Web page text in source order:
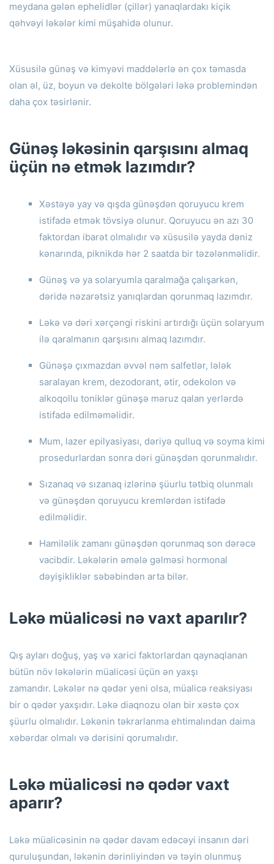
meydana gələn ephelidlər (çillər) yanaqlardakı kiçik
qəhvəyi ləkələr kimi müşahidə olunur.
Xüsusilə günəş və kimyəvi maddələrlə ən çox təmasda
olan əl, üz, boyun və dekolte bölgələri ləkə problemindən
daha çox təsirlənir.
Günəş ləkəsinin qarşısını almaq
üçün nə etmək lazımdır?
Xəstəyə yay və qışda günəşdən qoruyucu krem ​​
istifadə etmək tövsiyə olunur. Qoruyucu ən azı 30
faktordan ibarət olmalıdır və xüsusilə yayda dəniz
kənarında, piknikdə hər 2 saatda bir təzələnməlidir.
Günəş və ya solaryumla qaralmağa çalışarkən,
dəridə nəzarətsiz yanıqlardan qorunmaq lazımdır.
Ləkə və dəri xərçəngi riskini artırdığı üçün solaryum
ilə qaralmanın qarşısını almaq lazımdır.
Günəşə çıxmazdan əvvəl nəm salfetlər, lələk
saralayan krem, dezodorant, ətir, odekolon və
alkoqollu toniklər günəşə məruz qalan yerlərdə
istifadə edilməməlidir.
Mum, lazer epilyasiyası, dəriyə qulluq və soyma kimi
prosedurlardan sonra dəri günəşdən qorunmalıdır.
Sızanaq və sızanaq izlərinə şüurlu tətbiq olunmalı
və günəşdən qoruyucu kremlərdən istifadə
edilməlidir.
Hamiləlik zamanı günəşdən qorunmaq son dərəcə
vacibdir. Ləkələrin əmələ gəlməsi hormonal
dəyişikliklər səbəbindən arta bilər.
Ləkə müalicəsi nə vaxt aparılır?
Qış ayları doğuş, yaş və xarici faktorlardan qaynaqlanan
bütün növ ləkələrin müalicəsi üçün ən yaxşı
zamandır. Ləkələr nə qədər yeni olsa, müalicə reaksiyası
bir o qədər yaxşıdır. Ləkə diaqnozu olan bir xəstə çox
şüurlu olmalıdır. Ləkənin təkrarlanma ehtimalından daima
xəbərdar olmalı və dərisini qorumalıdır.
Ləkə müalicəsi nə qədər vaxt
aparır?
Ləkə müalicəsinin nə qədər davam edəcəyi insanın dəri
quruluşundan, ləkənin dərinliyindən və təyin olunmuş